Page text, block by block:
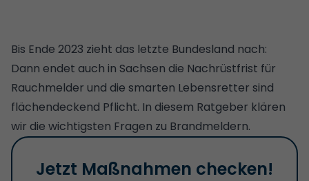
Bis Ende 2023 zieht das letzte Bundesland nach:
Dann endet auch in Sachsen die Nachrüstfrist für
Rauchmelder und die smarten Lebensretter sind
flächendeckend Pflicht. In diesem Ratgeber klären
wir die wichtigsten Fragen zu Brandmeldern.
Jetzt Maßnahmen checken!